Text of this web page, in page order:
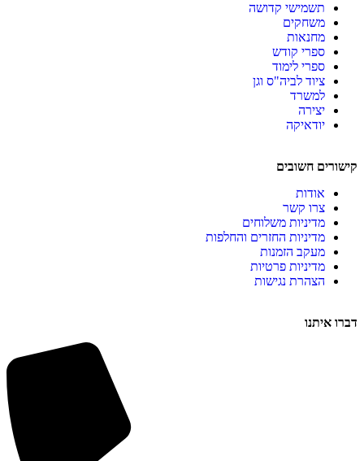
תשמישי קדושה
משחקים
מחנאות
ספרי קודש
ספרי לימוד
ציוד לביה"ס וגן
למשרד
יצירה
יודאיקה
קישורים חשובים
אודות
צרו קשר
מדיניות משלוחים
מדיניות החזרים והחלפות
מעקב הזמנות
מדיניות פרטיות
הצהרת נגישות
דברו איתנו